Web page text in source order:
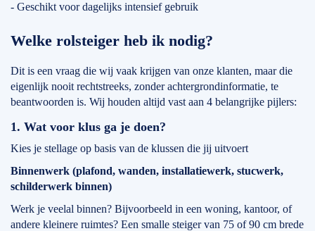
- Geschikt voor dagelijks intensief gebruik
Welke rolsteiger heb ik nodig?
Dit is een vraag die wij vaak krijgen van onze klanten, maar die
eigenlijk nooit rechtstreeks, zonder achtergrondinformatie, te
beantwoorden is. Wij houden altijd vast aan 4 belangrijke pijlers:
1. Wat voor klus ga je doen?
Kies je stellage op basis van de klussen die jij uitvoert
Binnenwerk (plafond, wanden, installatiewerk, stucwerk,
schilderwerk binnen)
Werk je veelal binnen? Bijvoorbeeld in een woning, kantoor, of
andere kleinere ruimtes? Een smalle steiger van 75 of 90 cm brede